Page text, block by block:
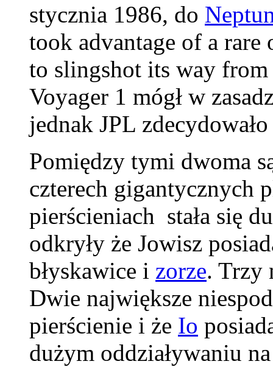
stycznia 1986, do
took advantage of a rare
to slingshot its way
Voyager 1 mógł w
jednak JPL
Pomiędzy tymi dwoma
czterech gigantycznych
pierścieniach stała się
odkryły że Jowisz
błyskawice i zorze. Trzy
Dwie największe
pierścienie i że Io
dużym oddziaływaniu